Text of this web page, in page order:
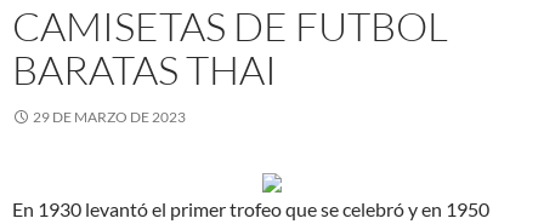
CAMISETAS DE FUTBOL
BARATAS THAI
29 DE MARZO DE 2023
En 1930 levantó el primer trofeo que se celebró y en 1950